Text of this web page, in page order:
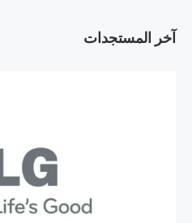
آخر المستجدات